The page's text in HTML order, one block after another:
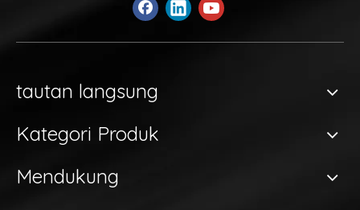
tautan langsung
Kategori Produk
Mendukung